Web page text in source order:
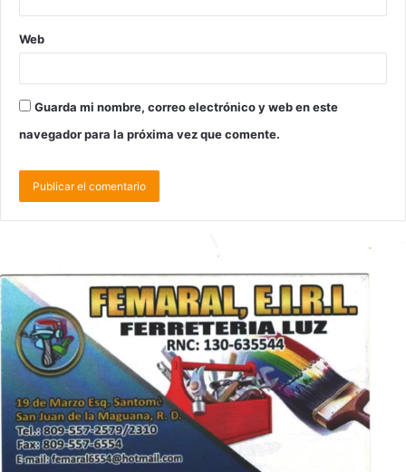
Web
Guarda mi nombre, correo electrónico y web en este
navegador para la próxima vez que comente.